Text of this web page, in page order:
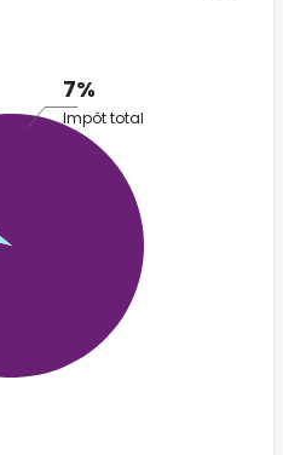
7%
Impôt total